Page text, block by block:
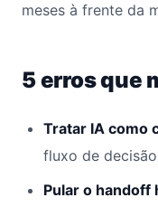
meses à frente da
5 erros que
Tratar IA como
fluxo de
Pular o handoff